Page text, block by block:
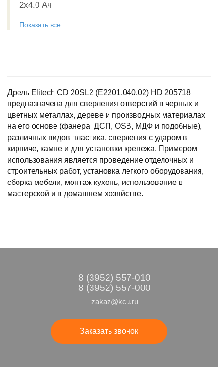
2x4.0 Ач
Показать все
Дрель Elitech CD 20SL2 (E2201.040.02) HD 205718
предназначена для сверления отверстий в черных и
цветных металлах, дереве и производных материалах
на его основе (фанера, ДСП, OSB, МДФ и подобные),
различных видов пластика, сверления с ударом в
кирпиче, камне и для установки крепежа. Примером
использования является проведение отделочных и
строительных работ, установка легкого оборудования,
сборка мебели, монтаж кухонь, использование в
мастерской и в домашнем хозяйстве.
8 (3952) 557-010
8 (3952) 557-000
zakaz@kcu.ru
Заказать звонок